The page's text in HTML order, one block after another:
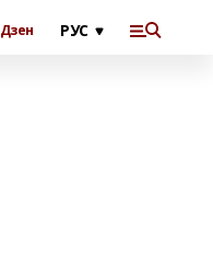
Дзен